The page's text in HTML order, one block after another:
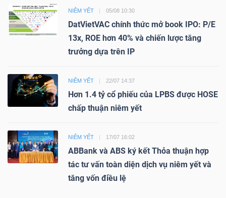
NIÊM YẾT 05/08 10:30
DatVietVAC chính thức mở book IPO: P/E
13x, ROE hơn 40% và chiến lược tăng
trưởng dựa trên IP
NIÊM YẾT 22/07 14:37
Hơn 1.4 tỷ cổ phiếu của LPBS được HOSE
chấp thuận niêm yết
NIÊM YẾT 17/07 16:02
ABBank và ABS ký kết Thỏa thuận hợp
tác tư vấn toàn diện dịch vụ niêm yết và
tăng vốn điều lệ